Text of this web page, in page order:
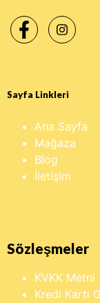
Sayfa Linkleri
Ana Sayfa
Mağaza
Blog
İletişim
Sözleşmeler
KVKK Metni
Kredi Kartı